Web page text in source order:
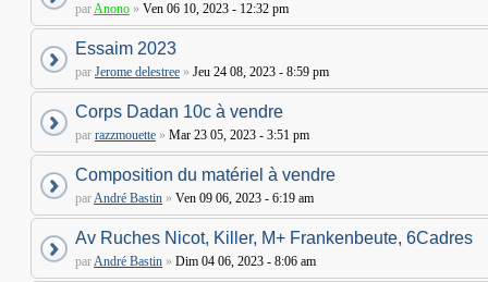
parAnono » Ven 06 10, 2023 - 12:32 pm
Essaim 2023
par Jerome delestree » Jeu 24 08, 2023 - 8:59 pm
Corps Dadan 10c à vendre
par razzmouette » Mar 23 05, 2023 - 3:51 pm
Composition du matériel à vendre
parAndré Bastin » Ven 09 06, 2023 - 6:19 am
Av Ruches Nicot, Killer, M+ Frankenbeute, 6Cadres
parAndré Bastin » Dim 04 06, 2023 - 8:06 am